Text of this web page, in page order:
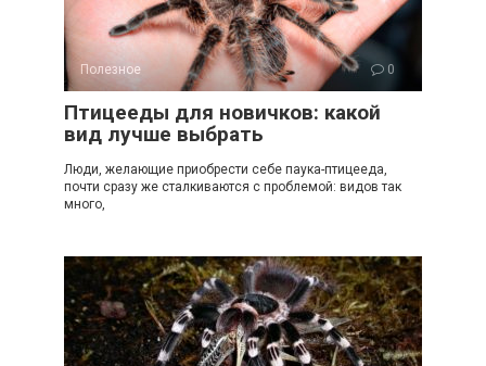
Полезное 0
Птицееды для новичков: какой
вид лучше выбрать
Люди, желающие приобрести себе паука-птицееда,
почти сразу же сталкиваются с проблемой: видов так
много,